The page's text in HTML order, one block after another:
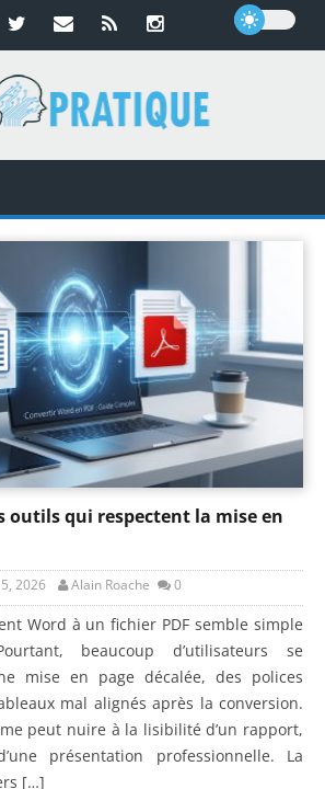
outils qui respectent la mise en
2026 Alain Roache 0
Word à un fichier PDF semble simple
beaucoup d’utilisateurs se
mise en page décalée, des polices
mal alignés après la conversion.
peut nuire à la lisibilité d’un rapport,
présentation professionnelle. La
[…]